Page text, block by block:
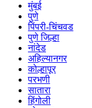
मुंबई
पुणे
पिंपरी-चिंचवड
पुणे जिल्हा
नांदेड
अहिल्यानगर
कोल्हापूर
परभणी
सातारा
हिंगोली